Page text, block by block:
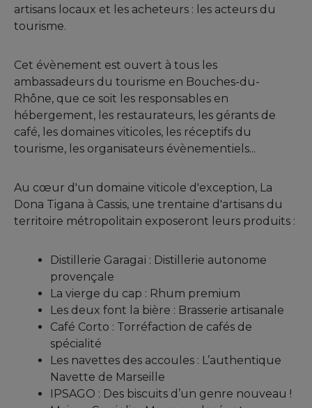
artisans locaux et les acheteurs : les acteurs du
tourisme.
Cet évènement est ouvert à tous les
ambassadeurs du tourisme en Bouches-du-
Rhône, que ce soit les responsables en
hébergement, les restaurateurs, les gérants de
café, les domaines viticoles, les réceptifs du
tourisme, les organisateurs évènementiels...
Au cœur d'un domaine viticole d'exception, La
Dona Tigana à Cassis, une trentaine d'artisans du
territoire métropolitain exposeront leurs produits :
Distillerie Garagaï : Distillerie autonome
provençale
La vierge du cap : Rhum premium
Les deux font la bière : Brasserie artisanale
Café Corto : Torréfaction de cafés de
spécialité
Les navettes des accoules : L’authentique
Navette de Marseille
IPSAGO : Des biscuits d’un genre nouveau !